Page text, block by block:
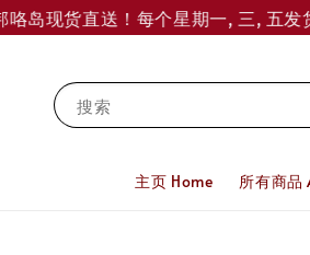
货直送！每个星期一, 三, 五发货 (
搜索
主页 Home 所有商